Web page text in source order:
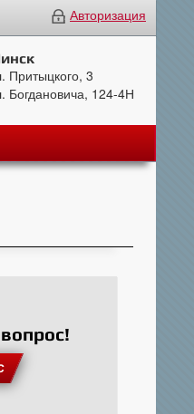
Авторизация
Притыцкого, 3
Богдановича, 124-4Н